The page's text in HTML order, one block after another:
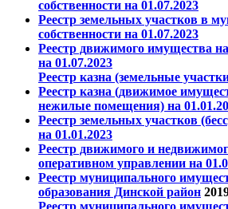
собственности на 01.07.2023
Реестр земельных участков в
собственности на 01.07.2023
Реестр движимого имущества
на 01.07.2023
Реестр казна (земельные
Реестр казна (движимое
нежилые помещения) на
Реестр земельных участков
на 01.01.2023
Реестр движимого и
оперативном управлении на
Реестр муниципального
образования Динской район
Реестр муниципального